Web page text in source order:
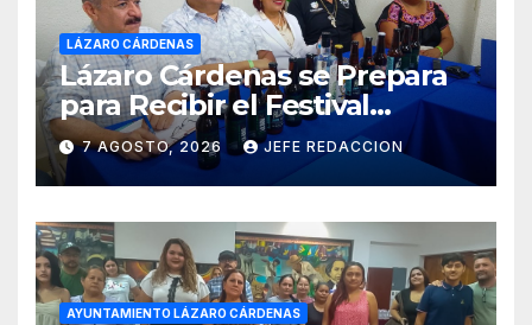
LÁZARO CÁRDENAS
Lázaro Cárdenas se Prepara
para Recibir el Festival
Internacional de la Cerveza
Costa de Michoacán 2026
7 AGOSTO, 2026 JEFE REDACCION
AYUNTAMIENTO LÁZARO CÁRDENAS